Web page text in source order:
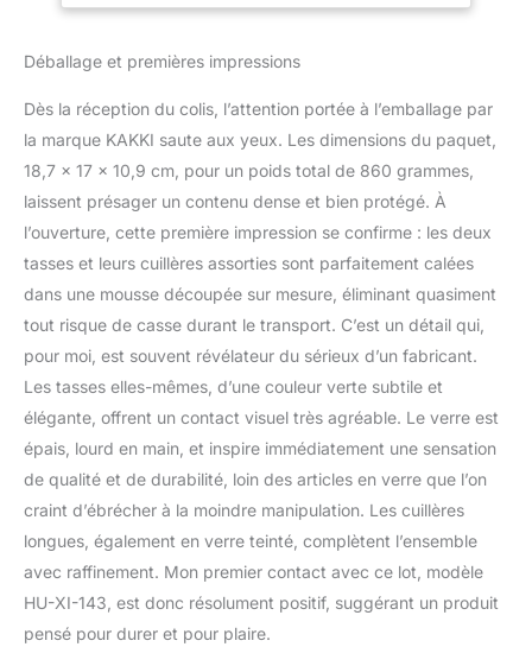
unique, résistant
températures.
ml. Fabriqué à partir de
trempé de haute qualité
et de durabilité. Tasse en
verre résistant aux
hautes températures,
idéale pour les boissons
chaudes comme le café,
le thé vert, le latte, le
cappuccino, etc.
Spécialement conçu
chaudes – Convient à la
plupart des machines à
dosettes de café. Une
élégante poignée carrée
pour une prise en main
cuisine à la maison ou la
restauration
professionnelle dans les
restaurants et cafés.
Facile à nettoyer, passe
au lave-vaisselle.
S'adapte à la plupart des
Déballage et premières impressions
Dès la réception du colis, l’attention portée à l’emballage par
la marque KAKKI saute aux yeux. Les dimensions du paquet,
18,7 x 17 x 10,9 cm, pour un poids total de 860 grammes,
laissent présager un contenu dense et bien protégé. À
l’ouverture, cette première impression se confirme : les deux
tasses et leurs cuillères assorties sont parfaitement calées
dans une mousse découpée sur mesure, éliminant quasiment
tout risque de casse durant le transport. C’est un détail qui,
pour moi, est souvent révélateur du sérieux d’un fabricant.
Les tasses elles-mêmes, d’une couleur verte subtile et
élégante, offrent un contact visuel très agréable. Le verre est
épais, lourd en main, et inspire immédiatement une sensation
de qualité et de durabilité, loin des articles en verre que l’on
craint d’ébrécher à la moindre manipulation. Les cuillères
longues, également en verre teinté, complètent l’ensemble
avec raffinement. Mon premier contact avec ce lot, modèle
HU-XI-143, est donc résolument positif, suggérant un produit
pensé pour durer et pour plaire.